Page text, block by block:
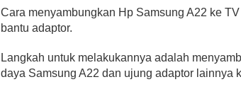
Cara menyambungkan Hp Samsung A22 ke
bantu adaptor.
Langkah untuk melakukannya adalah
daya Samsung A22 dan ujung adaptor lainnya